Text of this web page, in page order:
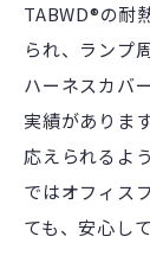
TABWD®の耐
られ、ランプ
ハーネスカバ
実績がありま
応えられるよ
ではオフィス
ても、安心し